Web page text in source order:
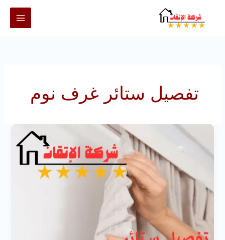
تفصيل ستائر غرف نوم
تفصيل
ستائر